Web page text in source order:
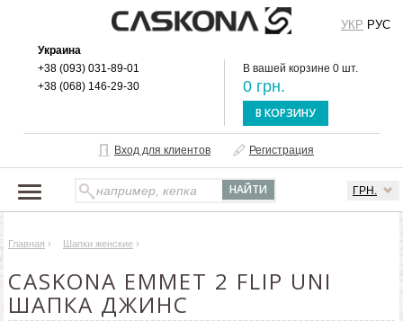
Украина
+38 (093) 031-89-01
+38 (068) 146-29-30
В вашей корзине 0 шт.
0 грн.
В КОРЗИНУ
Вход для клиентов Регистрация
ГРН.
УКР РУС
О БРЕНДЕ
ДОСТАВКА И ОПЛАТА
ОПТОВЫМ КЛИЕНТАМ
Главная › Шапки женские ›
CASKONA EMMET 2 FLIP UNI
ШАПКА ДЖИНС